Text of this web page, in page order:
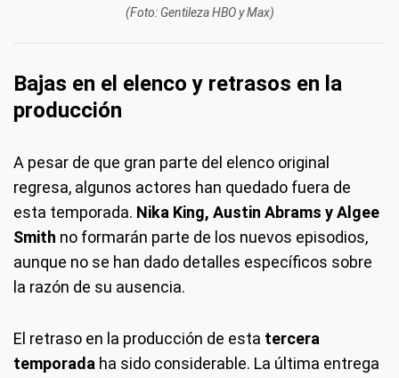
(Foto: Gentileza HBO y Max)
Bajas en el elenco y retrasos en la
producción
A pesar de que gran parte del elenco original
regresa, algunos actores han quedado fuera de
esta temporada. Nika King, Austin Abrams y Algee
Smith no formarán parte de los nuevos episodios,
aunque no se han dado detalles específicos sobre
la razón de su ausencia.
El retraso en la producción de esta tercera
temporada ha sido considerable. La última entrega